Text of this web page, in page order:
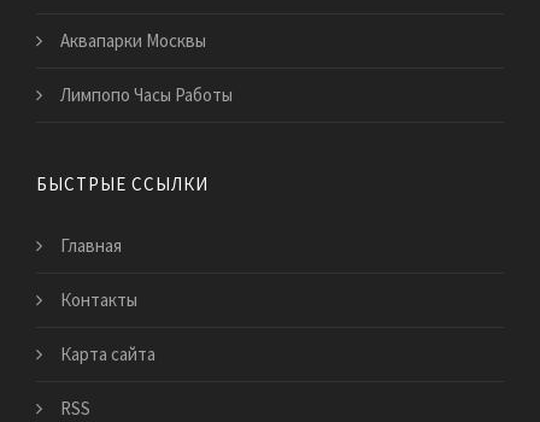
Аквапарки Москвы
Лимпопо Часы Работы
БЫСТРЫЕ ССЫЛКИ
Главная
Контакты
Карта сайта
RSS